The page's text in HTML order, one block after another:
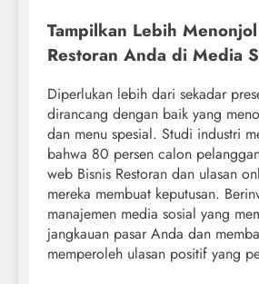
Tampilkan Lebih
Restoran Anda di Media
Diperlukan lebih dari sekadar
dirancang dengan baik yang
dan menu spesial. Studi industri
bahwa 80 persen calon
web Bisnis Restoran dan ulasan
mereka membuat keputusan.
manajemen media sosial yang
jangkauan pasar Anda dan
memperoleh ulasan positif yang